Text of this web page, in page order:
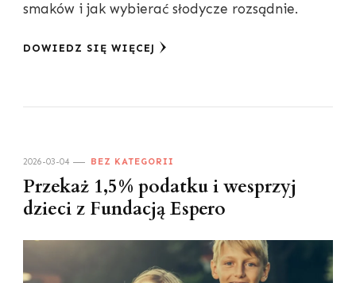
smaków i jak wybierać słodycze rozsądnie.
DOWIEDZ SIĘ WIĘCEJ
2026-03-04 BEZ KATEGORII
Przekaż 1,5% podatku i wesprzyj
dzieci z Fundacją Espero